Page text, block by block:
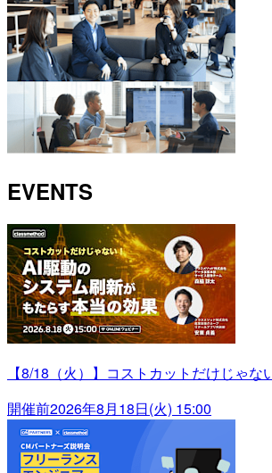
EVENTS
【8/18（火）】コストカットだけじゃ
開催前2026年8月18日(火) 15:00